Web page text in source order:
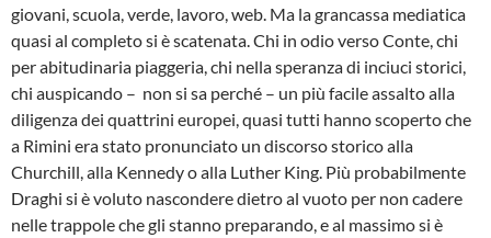
giovani, scuola, verde, lavoro, web. Ma la grancassa mediatica
quasi al completo si è scatenata. Chi in odio verso Conte, chi
per abitudinaria piaggeria, chi nella speranza di inciuci storici,
chi auspicando – non si sa perché – un più facile assalto alla
diligenza dei quattrini europei, quasi tutti hanno scoperto che
a Rimini era stato pronunciato un discorso storico alla
Churchill, alla Kennedy o alla Luther King. Più probabilmente
Draghi si è voluto nascondere dietro al vuoto per non cadere
nelle trappole che gli stanno preparando, e al massimo si è